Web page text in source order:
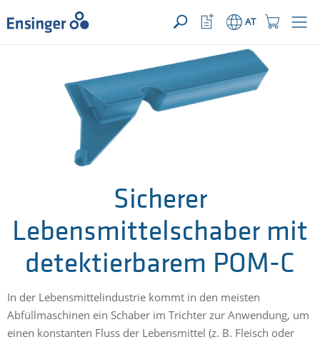
IHRE ANFRAGE ({{productCount}} Produkte)ÖFFNEN
home_logo_aria AT
Sicherer
Lebensmittelschaber mit
detektierbarem POM-C
In der Lebensmittelindustrie kommt in den meisten
Abfüllmaschinen ein Schaber im Trichter zur Anwendung, um
einen konstanten Fluss der Lebensmittel (z. B. Fleisch oder